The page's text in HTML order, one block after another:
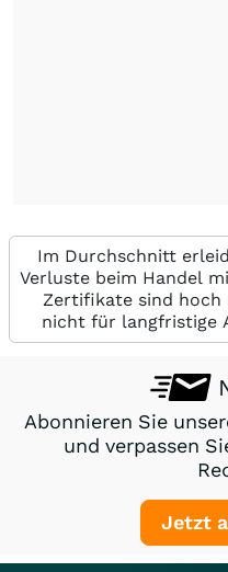
Im Durchschnitt
Verluste beim Handel
Zertifikate sind hoch
nicht für langfristige
Abonnieren Sie
und verpassen
Jetzt